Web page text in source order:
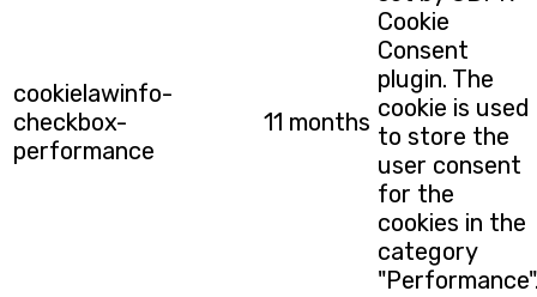
cookielawinfo-
checkbox-
performance
11 months
Cookie
Consent
plugin. The
cookie is used
to store the
user consent
for the
cookies in the
category